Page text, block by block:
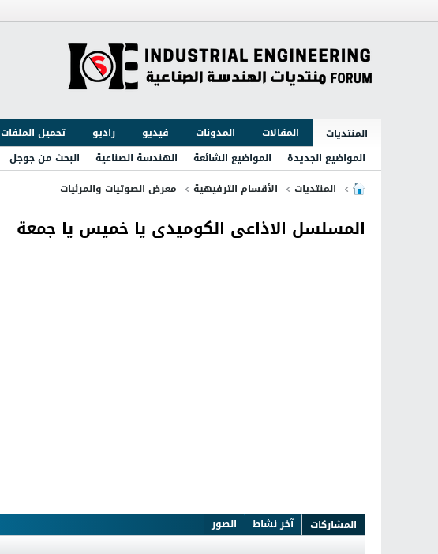
المنتديات المقالات المدونات فيديو راديو تحميل الملفات
المواضيع الجديدة
المواضيع الشائعة الهندسة الصناعية
البحث من جوجل
المنتديات
الأقسام الترفيهية معرض الصوتيات والمرئيات
المسلسل الاذاعى الكوميدى يا خميس يا جمعة
المشاركات آخر نشاط الصور